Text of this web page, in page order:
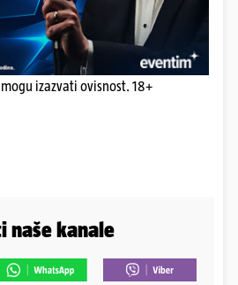
izazvati ovisnost. 18+
naše kanale